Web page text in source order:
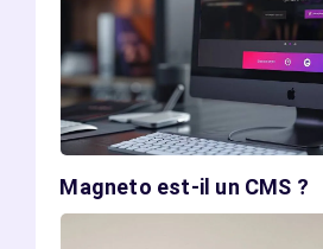
Magneto est-il un CMS ?